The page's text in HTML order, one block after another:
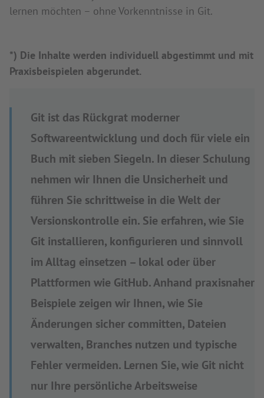
lernen möchten – ohne Vorkenntnisse in Git.
*) Die Inhalte werden individuell abgestimmt und mit
Praxisbeispielen abgerundet.
Git ist das Rückgrat moderner
Softwareentwicklung und doch für viele ein
Buch mit sieben Siegeln. In dieser Schulung
nehmen wir Ihnen die Unsicherheit und
führen Sie schrittweise in die Welt der
Versionskontrolle ein. Sie erfahren, wie Sie
Git installieren, konfigurieren und sinnvoll
im Alltag einsetzen – lokal oder über
Plattformen wie GitHub. Anhand praxisnaher
Beispiele zeigen wir Ihnen, wie Sie
Änderungen sicher committen, Dateien
verwalten, Branches nutzen und typische
Fehler vermeiden. Lernen Sie, wie Git nicht
nur Ihre persönliche Arbeitsweise